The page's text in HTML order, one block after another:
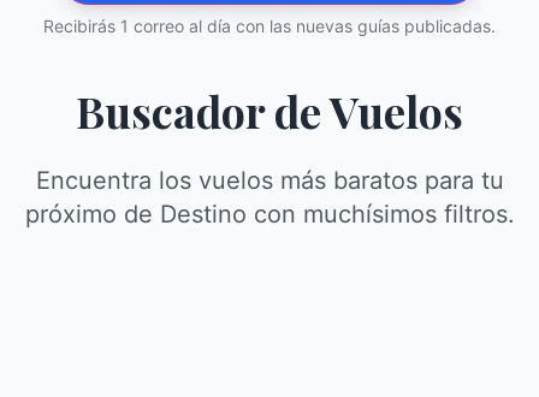
Recibirás 1 correo al día con las nuevas guías publicadas.
Buscador de Vuelos
Encuentra los vuelos más baratos para tu
próximo de Destino con muchísimos filtros.